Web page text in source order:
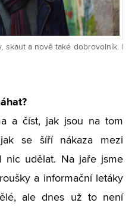
a nově také dobrovolník. |
a číst, jak jsou na tom
se šíří nákaza mezi
nic udělat. Na jaře jsme
a informační letáky
ale dnes už to není